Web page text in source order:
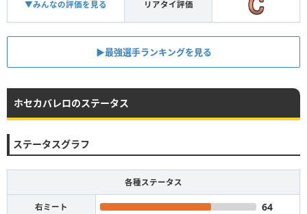
▼みんなの評価を見る リアタイ評価
▶︎最強選手ランキングを見る
ホセカバレロのステータス
ステータスグラフ
各種ステータス
右ミート 64